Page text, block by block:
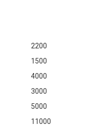
2200
1500
4000
3000
5000
11000